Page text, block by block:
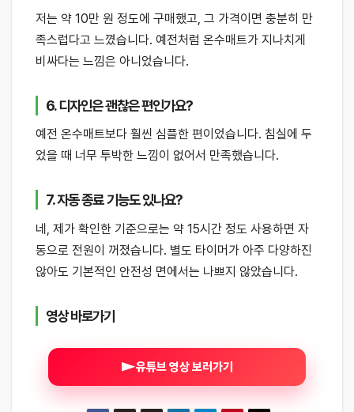
저는 약 10만 원 정도에 구매했고, 그 가격이면 충분히 만
족스럽다고 느꼈습니다. 예전처럼 온수매트가 지나치게
비싸다는 느낌은 아니었습니다.
6. 디자인은 괜찮은 편인가요?
예전 온수매트보다 훨씬 심플한 편이었습니다. 침실에 두
었을 때 너무 투박한 느낌이 없어서 만족했습니다.
7. 자동 종료 기능도 있나요?
네, 제가 확인한 기준으로는 약 15시간 정도 사용하면 자
동으로 전원이 꺼졌습니다. 별도 타이머가 아주 다양하진
않아도 기본적인 안전성 면에서는 나쁘지 않았습니다.
영상 바로가기
유튜브 영상 보러가기